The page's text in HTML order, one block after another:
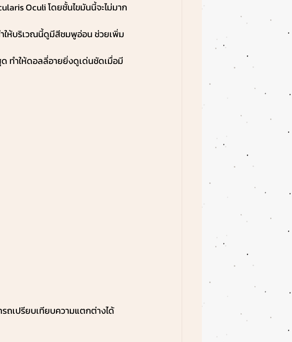
Oculi โดยชั้นไขมันนี้จะไม่มาก
ให้บริเวณนี้ดูมีสีชมพูอ่อน ช่วยเพิ่ม
ทำให้ดอลลี่อายยิ่งดูเด่นชัดเมื่อมี
ถเปรียบเทียบความแตกต่างได้